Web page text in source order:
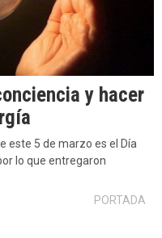
y hacer
este 5 de marzo es el Día
lo que entregaron
PORTADA